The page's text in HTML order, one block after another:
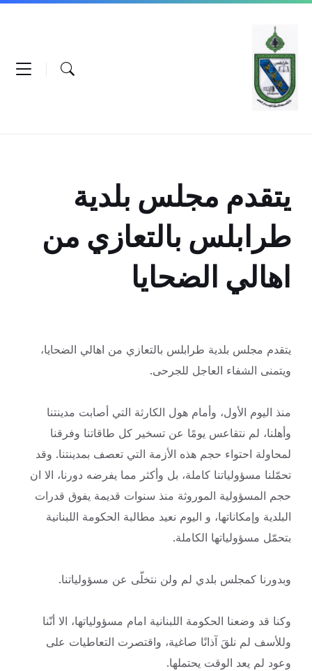
Skip
content
Skip
navigation
Skip
يتقدم مجلس بلدية
طرابلس بالتعازي من
اهالي الضحايا
يتقدم مجلس بلدية طرابلس بالتعازي من اهالي الضحايا،
ويتمنى الشفاء العاجل للجرحى.
منذ اليوم الأول، وأمام هول الكارثة التي أصابت مدينتنا
وأهلنا، لم نتقاعس يومًا عن تسخير كل طاقاتنا وفرقنا
لمحاولة احتواء حجم هذه الأزمة التي تعصف بمدينتنا. وقد
تحمّلنا مسؤولياتنا كاملة، بل وأكثر مما يفرضه دورنا، الا ان
حجم المسؤولية الموروثة منذ سنوات قديمة يفوق قدرات
البلدية وإمكاناتها، و اليوم نعيد مطالبة الحكومة اللبنانية
بتحمّل مسؤولياتها الكاملة.
وبدورنا كمجلس بلدي لم ولن نتخلّى عن مسؤولياتنا.
وكنا قد وضعنا الحكومة اللبنانية امام مسؤولياتها، الا أنّنا
وللأسف لم نلقَ آذانًا صاغية، واقتصرت التعاطيات على
وعود لم يعد الوقت يحتملها.